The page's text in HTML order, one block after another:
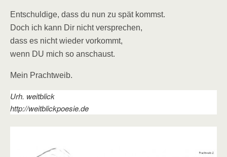
Entschuldige, dass du nun zu spät kommst.
Doch ich kann Dir nicht versprechen,
dass es nicht wieder vorkommt,
wenn DU mich so anschaust.
Mein Prachtweib.
Urh. weitblick
http://weitblickpoesie.de